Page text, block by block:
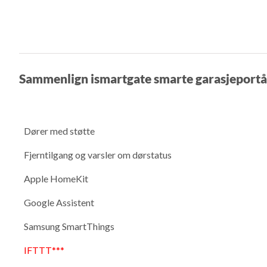
Sammenlign ismartgate smarte
Dører med støtte
Fjerntilgang og varsler om dørstatus
Apple HomeKit
Google Assistent
Samsung SmartThings
IFTTT***